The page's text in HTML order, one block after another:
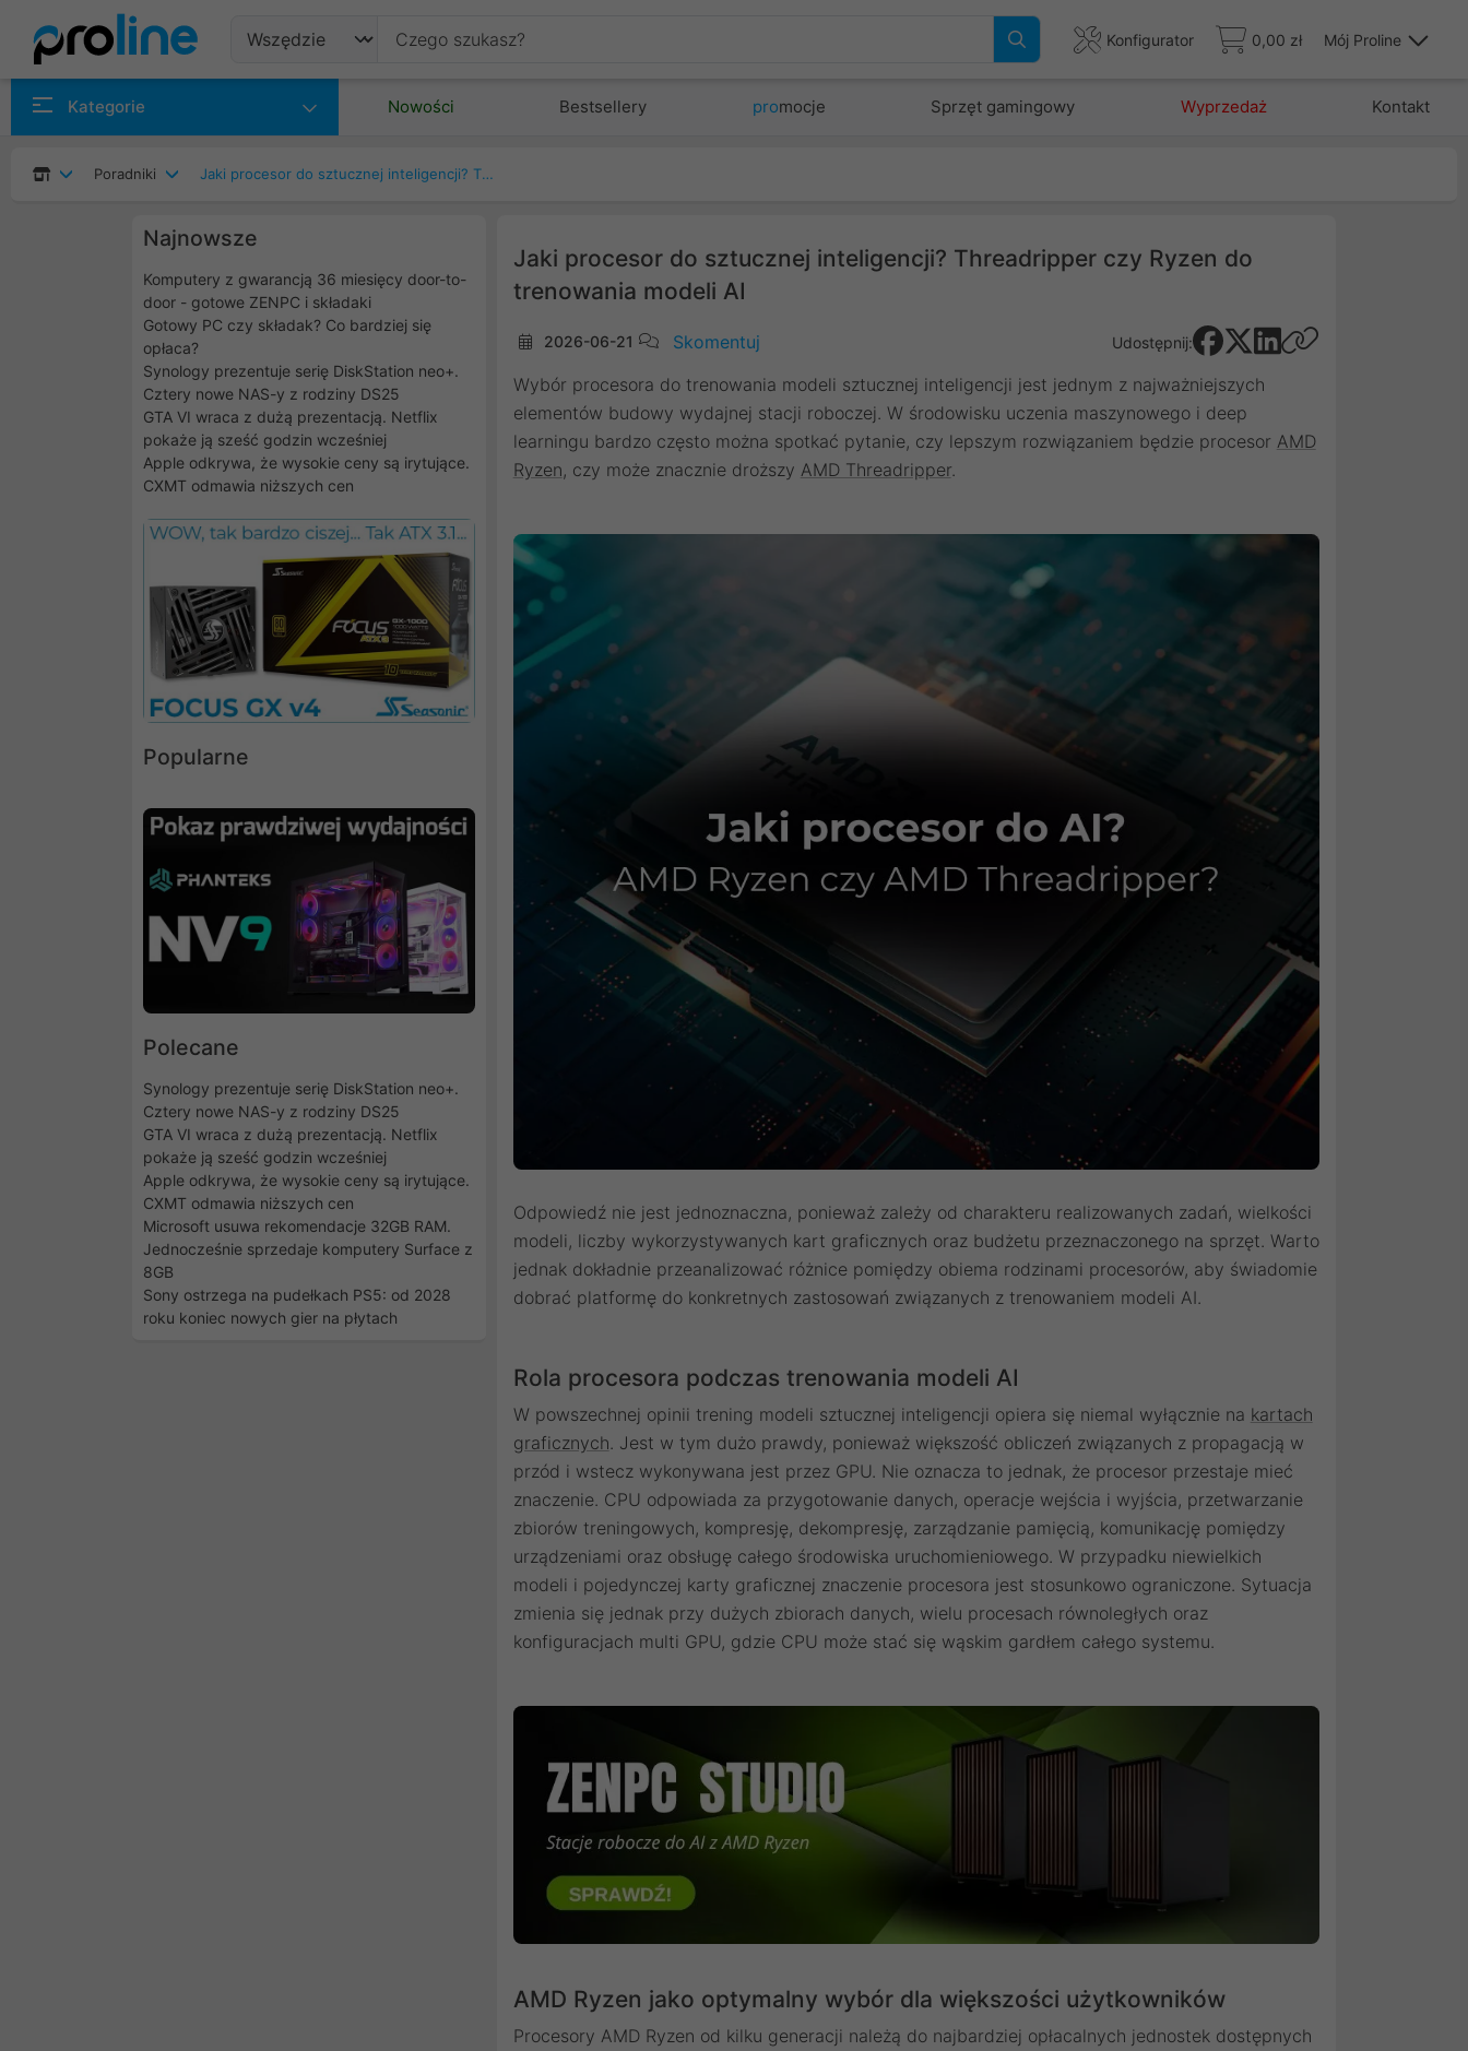
Konfigurator 0,00 zł Mój Proline
Kategorie Nowości Bestsellery promocje Sprzęt gamingowy Wyprzedaż Kontakt
Poradniki Jaki procesor do sztucznej inteligencji? Threadripper czy Ryzen do trenowania modeli AI
Najnowsze
Komputery z gwarancją 36 miesięcy door-to-
door - gotowe ZENPC i składaki
Gotowy PC czy składak? Co bardziej się
opłaca?
Synology prezentuje serię DiskStation neo+.
Cztery nowe NAS-y z rodziny DS25
GTA VI wraca z dużą prezentacją. Netflix
pokaże ją sześć godzin wcześniej
Apple odkrywa, że wysokie ceny są irytujące.
CXMT odmawia niższych cen
Popularne
Polecane
Synology prezentuje serię DiskStation neo+.
Cztery nowe NAS-y z rodziny DS25
GTA VI wraca z dużą prezentacją. Netflix
pokaże ją sześć godzin wcześniej
Apple odkrywa, że wysokie ceny są irytujące.
CXMT odmawia niższych cen
Microsoft usuwa rekomendacje 32GB RAM.
Jednocześnie sprzedaje komputery Surface z
8GB
Sony ostrzega na pudełkach PS5: od 2028
roku koniec nowych gier na płytach
Jaki procesor do sztucznej inteligencji? Threadripper czy Ryzen do
trenowania modeli AI
2026-06-21 Skomentuj Udostępnij:
Wybór procesora do trenowania modeli sztucznej inteligencji jest jednym z najważniejszych
elementów budowy wydajnej stacji roboczej. W środowisku uczenia maszynowego i deep
learningu bardzo często można spotkać pytanie, czy lepszym rozwiązaniem będzie procesor AMD
Ryzen, czy może znacznie droższy AMD Threadripper.
Odpowiedź nie jest jednoznaczna, ponieważ zależy od charakteru realizowanych zadań, wielkości
modeli, liczby wykorzystywanych kart graficznych oraz budżetu przeznaczonego na sprzęt. Warto
jednak dokładnie przeanalizować różnice pomiędzy obiema rodzinami procesorów, aby świadomie
dobrać platformę do konkretnych zastosowań związanych z trenowaniem modeli AI.
Rola procesora podczas trenowania modeli AI
W powszechnej opinii trening modeli sztucznej inteligencji opiera się niemal wyłącznie na kartach
graficznych. Jest w tym dużo prawdy, ponieważ większość obliczeń związanych z propagacją w
przód i wstecz wykonywana jest przez GPU. Nie oznacza to jednak, że procesor przestaje mieć
znaczenie. CPU odpowiada za przygotowanie danych, operacje wejścia i wyjścia, przetwarzanie
zbiorów treningowych, kompresję, dekompresję, zarządzanie pamięcią, komunikację pomiędzy
urządzeniami oraz obsługę całego środowiska uruchomieniowego. W przypadku niewielkich
modeli i pojedynczej karty graficznej znaczenie procesora jest stosunkowo ograniczone. Sytuacja
zmienia się jednak przy dużych zbiorach danych, wielu procesach równoległych oraz
konfiguracjach multi GPU, gdzie CPU może stać się wąskim gardłem całego systemu.
AMD Ryzen jako optymalny wybór dla większości użytkowników
Procesory AMD Ryzen od kilku generacji należą do najbardziej opłacalnych jednostek dostępnych